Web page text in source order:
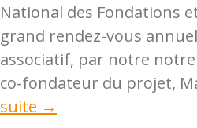
National des Fondations
grand rendez-vous
associatif, par notre
co-fondateur du projet,
suite →